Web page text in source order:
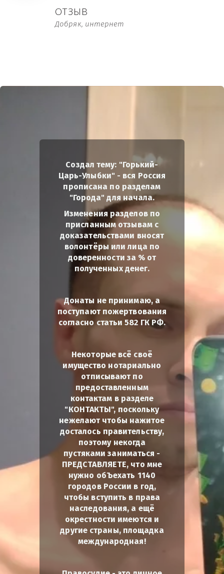
ОТЗЫВ
Добряк, интернет
Создал тему: "Горький-
Царь-Улыбки" - вся Россия
прописана по разделам
"Города" для начала.
Изменения разделов по
присланным отзывам с
доказательствами вносят
волонтёры или лица по
доверенности за % от
полученных денег.
Донаты не принимаю, а
поступают пожертвования
согласно статьи 582 ГК РФ.
Некоторые всё своё
имущество нотариально
отписывают по
предоставленным
контактам в разделе
"КОНТАКТЫ", поскольку
нежелают чтобы нажитое
досталось правительству,
поэтому некогда
пустяками заниматься -
ПРЕДСТАВЛЯЕТЕ, что мне
нужно обЪехать 1140
городов России в год,
чтобы вступить в права
наследования, а ещё
окрестности имеются и
другие страны, площадка
международная!